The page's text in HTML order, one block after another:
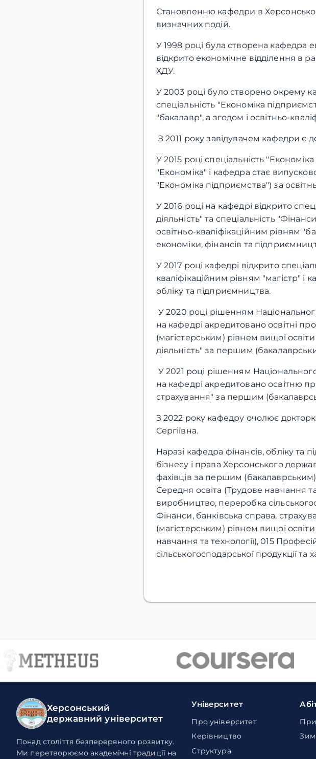
Становленню кафедри в
визначних подій.
У 1998 році була створена кафедра
відкрито економічне відділення в
ХДУ.
У 2003 році було створено окрему
спеціальність "Економіка
"бакалавр", а згодом і освітньо-
З 2011 року завідувачем кафедри
У 2015 році спеціальність
"Економіка" і кафедра стає
"Економіка підприємства") за
У 2016 році на кафедрі відкрито
діяльність" та спеціальність
освітньо-кваліфікаційним рівням
економіки, фінансів та
У 2017 році кафедрі відкрито
кваліфікаційним рівням "магістр"
обліку та підприємництва.
У 2020 році рішенням
на кафедрі акредитовано освітні
(магістерським) рівнем вищої
діяльність" за першим
У 2021 році рішенням
на кафедрі акредитовано освітню
страхування" за першим
З 2022 року кафедру очолює
Наразі кафедра фінансів, обліку та
бізнесу і права Херсонського
фахівців за першим
Середня освіта (Трудове навчання
виробництво, переробка
Фінанси, банківська справа,
(магістерським) рівнем вищої
навчання та технології), 015
сільськогосподарської продукції та
Херсонський
державний університет
Понад століття безперервного розвитку.
Ми перетворюємо академічні традиції на
Університет
Про університет
Керівництво
Структура